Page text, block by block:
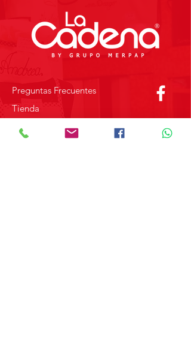
Preguntas Frecuentes
Tienda
Sobre Nosotros